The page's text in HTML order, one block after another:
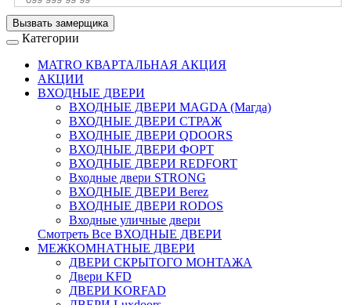
Вызвать замерщика
Категории
MATRO КВАРТАЛЬНАЯ АКЦИЯ
АКЦИИ
ВХОДНЫЕ ДВЕРИ
ВХОДНЫЕ ДВЕРИ МAGDA (Магда)
ВХОДНЫЕ ДВЕРИ СТРАЖ
ВХОДНЫЕ ДВЕРИ QDOORS
ВХОДНЫЕ ДВЕРИ ФОРТ
ВХОДНЫЕ ДВЕРИ REDFORT
Входные двери STRONG
ВХОДНЫЕ ДВЕРИ Berez
ВХОДНЫЕ ДВЕРИ RODOS
Входные уличные двери
Смотреть Все ВХОДНЫЕ ДВЕРИ
МЕЖКОМНАТНЫЕ ДВЕРИ
ДВЕРИ СКРЫТОГО МОНТАЖА
Двери KFD
ДВЕРИ KORFAD